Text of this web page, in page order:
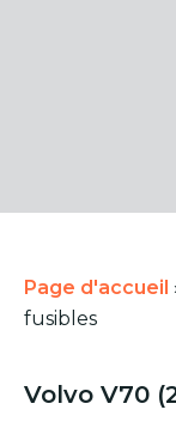
Page d'accueil
fusibles
Volvo V70